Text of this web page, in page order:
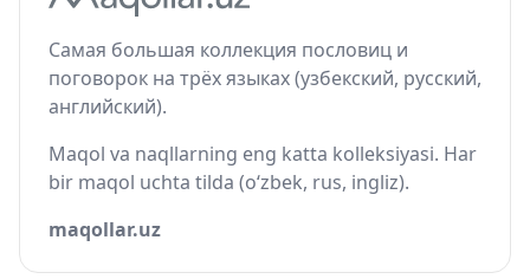
Самая большая коллекция пословиц и
поговорок на трёх языках (узбекский, русский,
английский).
Maqol va naqllarning eng katta kolleksiyasi. Har
bir maqol uchta tilda (o‘zbek, rus, ingliz).
maqollar.uz